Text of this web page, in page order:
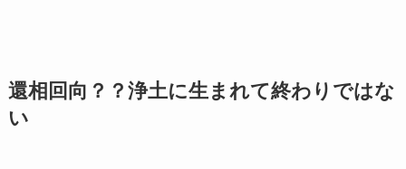
還相回向？？浄土に生まれて終わりではな
い